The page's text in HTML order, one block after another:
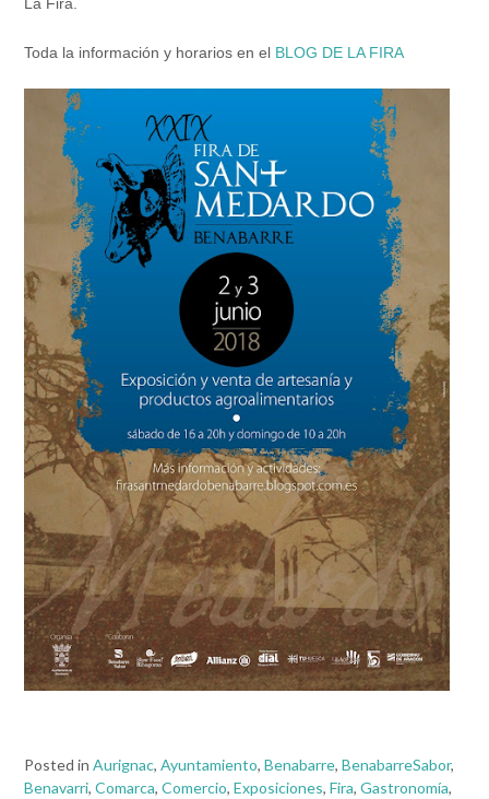
Toda la información y horarios en el BLOG DE LA FIRA
Posted in Aurignac, Ayuntamiento, Benabarre, BenabarreSabor,
Benavarri, Comarca, Comercio, Exposiciones, Fira, Gastronomía,